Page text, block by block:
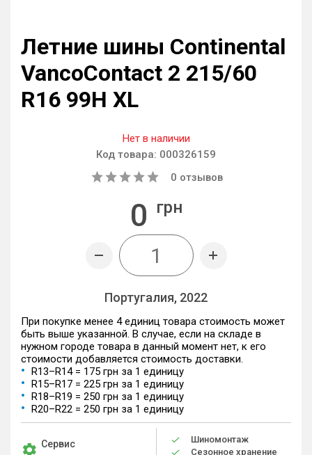
Летние шины Continental
VancoContact 2 215/60
R16 99H XL
Нет в наличии
Код товара: 000326159
0 отзывов
0 грн
Португалия, 2022
При покупке менее 4 единиц товара стоимость может
быть выше указанной. В случае, если на складе в
нужном городе товара в данный момент нет, к его
стоимости добавляется стоимость доставки.
R13–R14 = 175 грн за 1 единицу
R15–R17 = 225 грн за 1 единицу
R18–R19 = 250 грн за 1 единицу
R20–R22 = 250 грн за 1 единицу
Сервис
Шиномонтаж
Сезонное хранение